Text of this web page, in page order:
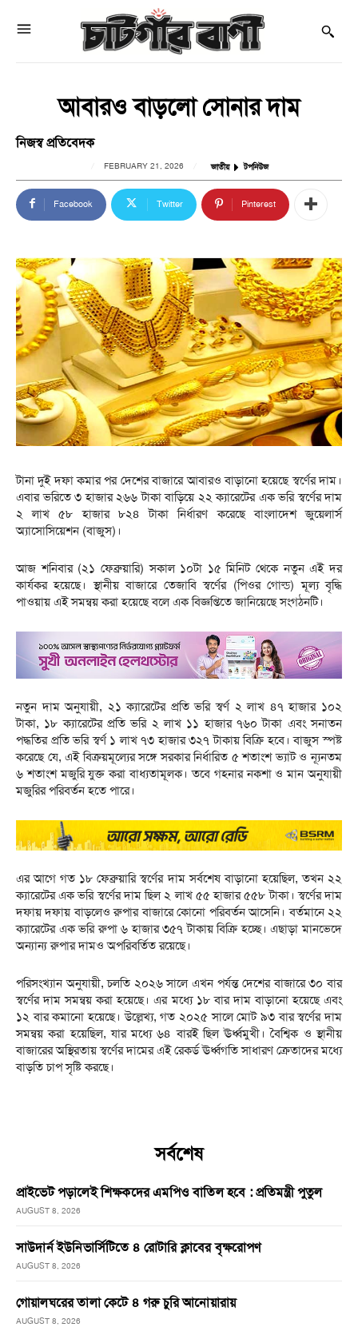
আবারও বাড়লো সোনার দাম
নিজস্ব প্রতিবেদক
FEBRUARY 21, 2026 জাতীয় টপনিউজ
Facebook Twitter Pinterest
টানা দুই দফা কমার পর দেশের বাজারে আবারও বাড়ানো হয়েছে স্বর্ণের দাম।
এবার ভরিতে ৩ হাজার ২৬৬ টাকা বাড়িয়ে ২২ ক্যারেটের এক ভরি স্বর্ণের দাম
২ লাখ ৫৮ হাজার ৮২৪ টাকা নির্ধারণ করেছে বাংলাদেশ জুয়েলার্স
অ্যাসোসিয়েশন (বাজুস)।
আজ শনিবার (২১ ফেব্রুয়ারি) সকাল ১০টা ১৫ মিনিট থেকে নতুন এই দর
কার্যকর হয়েছে। স্থানীয় বাজারে তেজাবি স্বর্ণের (পিওর গোল্ড) মূল্য বৃদ্ধি
পাওয়ায় এই সমন্বয় করা হয়েছে বলে এক বিজ্ঞপ্তিতে জানিয়েছে সংগঠনটি।
নতুন দাম অনুযায়ী, ২১ ক্যারেটের প্রতি ভরি স্বর্ণ ২ লাখ ৪৭ হাজার ১০২
টাকা, ১৮ ক্যারেটের প্রতি ভরি ২ লাখ ১১ হাজার ৭৬০ টাকা এবং সনাতন
পদ্ধতির প্রতি ভরি স্বর্ণ ১ লাখ ৭৩ হাজার ৩২৭ টাকায় বিক্রি হবে। বাজুস স্পষ্ট
করেছে যে, এই বিক্রয়মূল্যের সঙ্গে সরকার নির্ধারিত ৫ শতাংশ ভ্যাট ও ন্যূনতম
৬ শতাংশ মজুরি যুক্ত করা বাধ্যতামূলক। তবে গহনার নকশা ও মান অনুযায়ী
মজুরির পরিবর্তন হতে পারে।
এর আগে গত ১৮ ফেব্রুয়ারি স্বর্ণের দাম সর্বশেষ বাড়ানো হয়েছিল, তখন ২২
ক্যারেটের এক ভরি স্বর্ণের দাম ছিল ২ লাখ ৫৫ হাজার ৫৫৮ টাকা। স্বর্ণের দাম
দফায় দফায় বাড়লেও রুপার বাজারে কোনো পরিবর্তন আসেনি। বর্তমানে ২২
ক্যারেটের এক ভরি রুপা ৬ হাজার ৩৫৭ টাকায় বিক্রি হচ্ছে। এছাড়া মানভেদে
অন্যান্য রুপার দামও অপরিবর্তিত রয়েছে।
পরিসংখ্যান অনুযায়ী, চলতি ২০২৬ সালে এখন পর্যন্ত দেশের বাজারে ৩০ বার
স্বর্ণের দাম সমন্বয় করা হয়েছে। এর মধ্যে ১৮ বার দাম বাড়ানো হয়েছে এবং
১২ বার কমানো হয়েছে। উল্লেখ্য, গত ২০২৫ সালে মোট ৯৩ বার স্বর্ণের দাম
সমন্বয় করা হয়েছিল, যার মধ্যে ৬৪ বারই ছিল ঊর্ধ্বমুখী। বৈশ্বিক ও স্থানীয়
বাজারের অস্থিরতায় স্বর্ণের দামের এই রেকর্ড ঊর্ধ্বগতি সাধারণ ক্রেতাদের মধ্যে
বাড়তি চাপ সৃষ্টি করছে।
সর্বশেষ
প্রাইভেট পড়ালেই শিক্ষকদের এমপিও বাতিল হবে : প্রতিমন্ত্রী পুতুল
AUGUST 8, 2026
সাউদার্ন ইউনিভার্সিটিতে ৪ রোটারি ক্লাবের বৃক্ষরোপণ
AUGUST 8, 2026
গোয়ালঘরের তালা কেটে ৪ গরু চুরি আনোয়ারায়
AUGUST 8, 2026